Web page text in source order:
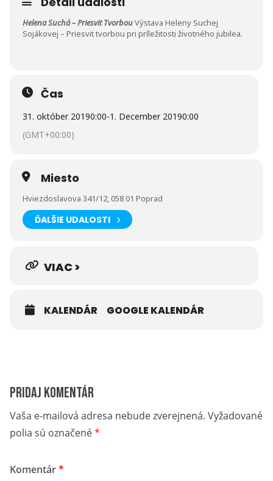
Helena Suchá – Priesvit TvorbouVýstava Heleny Suchej
Sojákovej – Priesvit tvorbou pri príležitosti životného jubilea.
Čas
31. október 20190:00-1. December 20190:00
(GMT+00:00)
Miesto
Hviezdoslavova 341/12, 058 01 Poprad
ĎALŠIE UDALOSTI
VIAC >
KALENDÁR GOOGLE KALENDÁR
Pridaj komentár
Vaša e-mailová adresa nebude zverejnená. Vyžadované
polia sú označené*
Komentár*